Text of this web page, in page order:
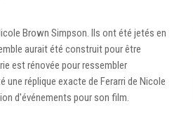
Brown Simpson. Ils ont été jetés en
aurait été construit pour être
est rénovée pour ressembler
réplique exacte de Ferarri de Nicole
d'événements pour son film.